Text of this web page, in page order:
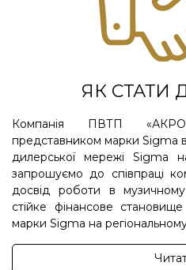
ЯК СТАТИ
Компанія ПВТП
представником марки Sigma
дилерської мережі Sigma
запрошуємо до співпраці
досвід роботи в
стійке фінансове
марки Sigma на